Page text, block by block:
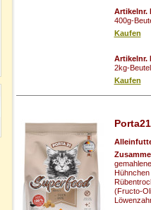
Artikelnr.
400g-
Kaufen
Artikelnr.
2kg-
Kaufen
(Fructo-